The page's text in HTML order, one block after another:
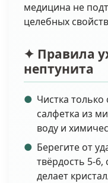
медицина не
целебных
✦ Правила
нептунита
Чистка
салфетка из
воду и
Берегите от
твёрдость 5-
делает